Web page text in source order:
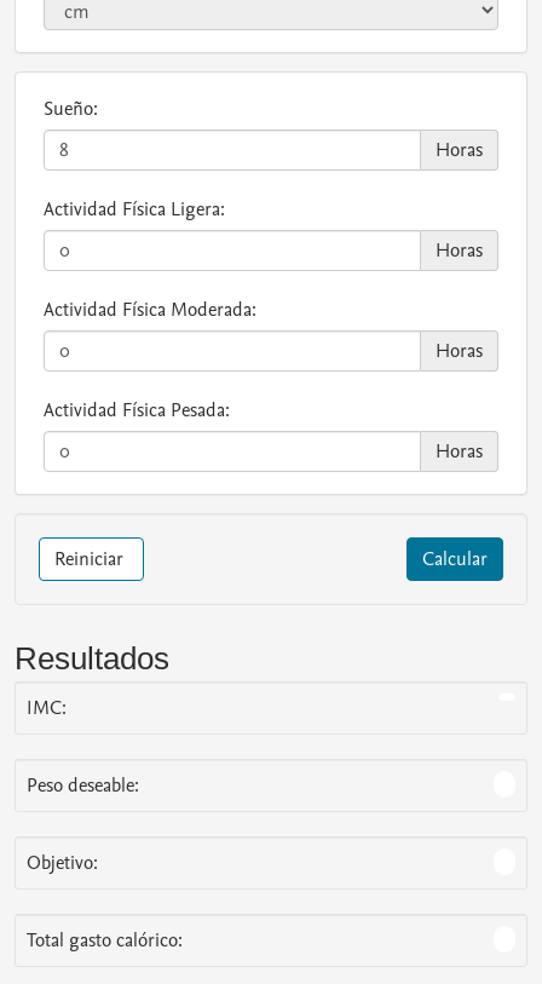
Sueño:
Horas
Actividad Física Ligera:
Horas
Actividad Física Moderada:
Horas
Actividad Física Pesada:
Horas
Calcular
Reiniciar
Resultados
IMC:
Peso deseable:
Objetivo:
Total gasto calórico: